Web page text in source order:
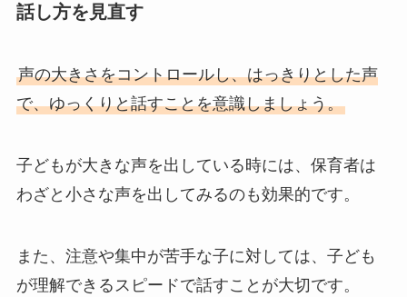
話し方を見直す
声の大きさをコントロールし、はっきりとした声
で、ゆっくりと話すことを意識しましょう。
子どもが大きな声を出している時には、保育者は
わざと小さな声を出してみるのも効果的です。
また、注意や集中が苦手な子に対しては、子ども
が理解できるスピードで話すことが大切です。